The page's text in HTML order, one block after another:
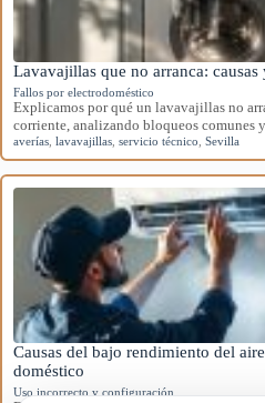
Lavavajillas que no arranca:
Fallos por electrodoméstico
Explicamos por qué un lavavajillas no
corriente, analizando bloqueos comunes
averías lavavajillas servicio técnico Sevilla
Causas del bajo rendimiento del
doméstico
Uso incorrecto y configuración